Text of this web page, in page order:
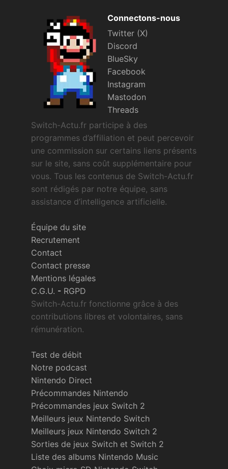
Sorties de jeux
Bons plans
Guides
Connectons-nous
Twitter (X)
Discord
BlueSky
Facebook
Instagram
Mastodon
Threads
Switch-Actu.fr participe à des
programmes d’affiliation et peut percevoir
une commission sur certains liens présents
sur le site, sans coût supplémentaire pour
vous. Tous les contenus de Switch-Actu.fr
sont rédigés par notre équipe, sans
assistance d’intelligence artificielle.
Équipe du site
Recrutement
Contact
Contact presse
Mentions légales
C.G.U. - RGPD
Switch-Actu.fr fonctionne grâce à des
contributions libres et volontaires, sans
rémunération.
Test de débit
Notre podcast
Nintendo Direct
Précommandes Nintendo
Précommandes jeux Switch 2
Meilleurs jeux Nintendo Switch
Meilleurs jeux Nintendo Switch 2
Sorties de jeux Switch et Switch 2
Liste des albums Nintendo Music